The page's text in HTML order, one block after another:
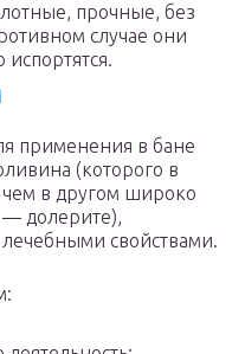
прочные, без
случае они
применения в бане
(которого в
чем в другом широко
долерите),
свойствами.